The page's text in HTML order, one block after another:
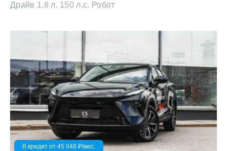
Драйв 1.6 л. 150 л.с. Робот
В кредит от 45 048 ₽/мес.